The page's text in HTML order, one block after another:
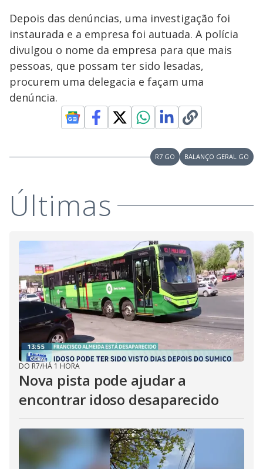
Depois das denúncias, uma investigação foi
instaurada e a empresa foi autuada. A polícia
divulgou o nome da empresa para que mais
pessoas, que possam ter sido lesadas,
procurem uma delegacia e façam uma
denúncia.
R7 GO BALANÇO GERAL GO
Últimas
DO R7/HÁ 1 HORA
Nova pista pode ajudar a
encontrar idoso desaparecido